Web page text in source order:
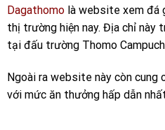
Dagathomo là website xem đá
thị trường hiện nay. Địa chỉ
tại đấu trường Thomo
Ngoài ra website này còn cung
với mức ăn thưởng hấp dẫn